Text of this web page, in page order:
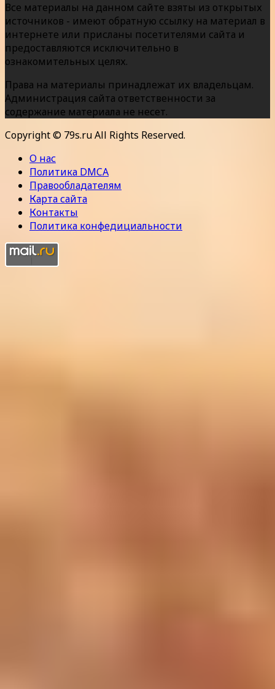
Все материалы на данном сайте взяты из открытых
источников - имеют обратную ссылку на материал в
интернете или присланы посетителями сайта и
предоставляются исключительно в
ознакомительных целях.
Права на материалы принадлежат их владельцам.
Администрация сайта ответственности за
содержание материала не несет.
Copyright © 79s.ru All Rights Reserved.
О нас
Политика DMCA
Правообладателям
Карта сайта
Контакты
Политика конфедициальности